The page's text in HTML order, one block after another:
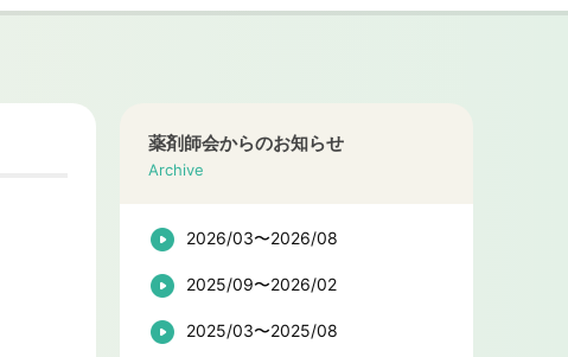
薬剤師会からのお知らせ
Archive
2026/03〜2026/08
2025/09〜2026/02
2025/03〜2025/08